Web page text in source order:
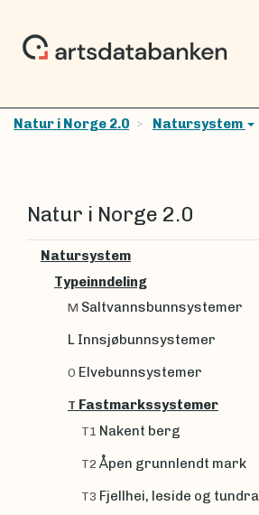
Natur i Norge 2.0 Natursystem
Natur i Norge 2.0
Natursystem
Typeinndeling
M Saltvannsbunnsystemer
L Innsjøbunnsystemer
O Elvebunnsystemer
T Fastmarkssystemer
T1 Nakent berg
T2 Åpen grunnlendt mark
T3 Fjellhei, leside og tundra